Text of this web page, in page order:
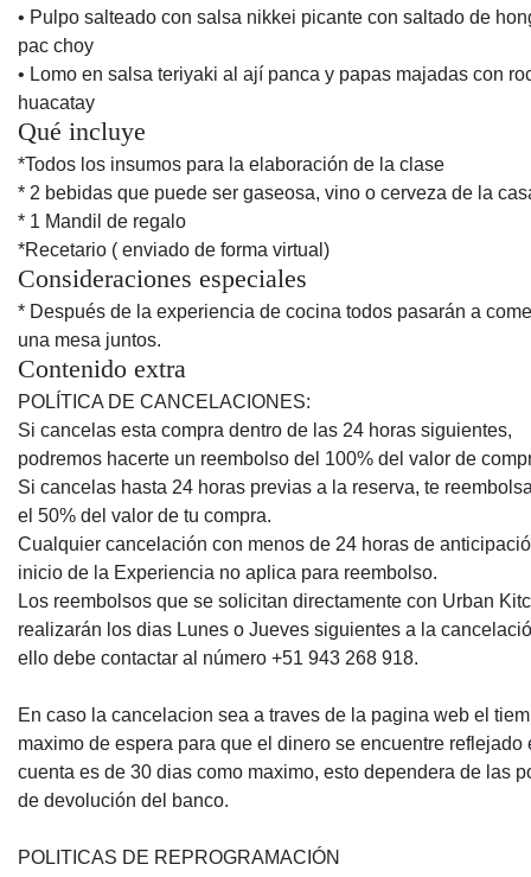
• Pulpo salteado con salsa nikkei picante con saltado de
pac choy
• Lomo en salsa teriyaki al ají panca y papas majadas con
huacatay
Qué incluye
*Todos los insumos para la elaboración de la clase
* 2 bebidas que puede ser gaseosa, vino o cerveza de la
* 1 Mandil de regalo
*Recetario ( enviado de forma virtual)
Consideraciones especiales
* Después de la experiencia de cocina todos pasarán a
una mesa juntos.
Contenido extra
POLÍTICA DE CANCELACIONES:
Si cancelas esta compra dentro de las 24 horas siguientes,
podremos hacerte un reembolso del 100% del valor de
Si cancelas hasta 24 horas previas a la reserva, te
el 50% del valor de tu compra.
Cualquier cancelación con menos de 24 horas de
inicio de la Experiencia no aplica para reembolso.
Los reembolsos que se solicitan directamente con Urban
realizarán los dias Lunes o Jueves siguientes a la
ello debe contactar al número +51 943 268 918.
En caso la cancelacion sea a traves de la pagina web el
maximo de espera para que el dinero se encuentre reflejado
cuenta es de 30 dias como maximo, esto dependera de las
de devolución del banco.
POLITICAS DE REPROGRAMACIÓN